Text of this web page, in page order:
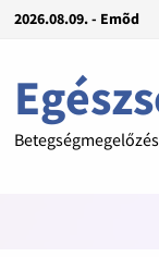
2026.08.09. - Emõd